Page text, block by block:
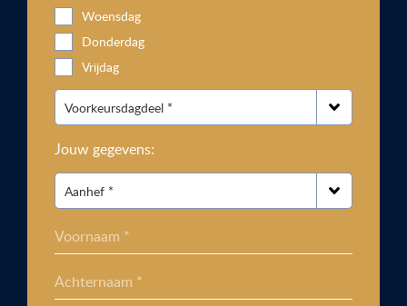
Woensdag
Donderdag
Vrijdag
Jouw gegevens:
Voornaam *
Achternaam *